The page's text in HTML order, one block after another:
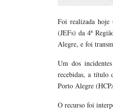
Foi realizada hoje
(JEFs) da 4ª
Alegre, e foi
Um dos
recebidas, a título
Porto Alegre
O recurso foi